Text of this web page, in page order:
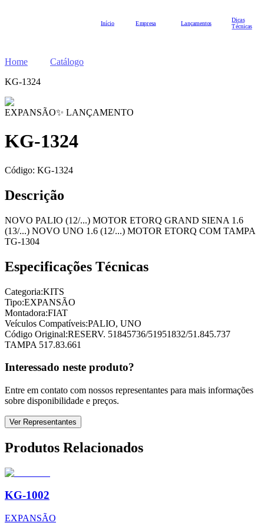
Início Empresa Lançamentos
Dicas
Técnicas
Home
Catálogo
KG-1324
EXPANSÃO✨ LANÇAMENTO
KG-1324
Código: KG-1324
Descrição
NOVO PALIO (12/...) MOTOR ETORQ GRAND SIENA 1.6
(13/...) NOVO UNO 1.6 (12/...) MOTOR ETORQ COM TAMPA
TG-1304
Especificações Técnicas
Categoria:KITS
Tipo:EXPANSÃO
Montadora:FIAT
Veículos Compatíveis:PALIO, UNO
Código Original:RESERV. 51845736/51951832/51.845.737
TAMPA 517.83.661
Interessado neste produto?
Entre em contato com nossos representantes para mais informações
sobre disponibilidade e preços.
Ver Representantes
Produtos Relacionados
KG-1002
EXPANSÃO